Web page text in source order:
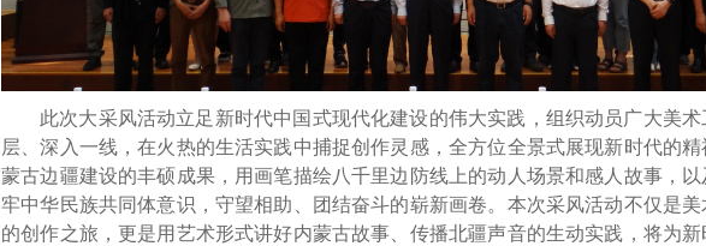
此次大采风活动立足新时代中国式现代化建设的伟大实践，组织动员广大美
层、深入一线，在火热的生活实践中捕捉创作灵感，全方位全景式展现新时代的
蒙古边疆建设的丰硕成果，用画笔描绘八千里边防线上的动人场景和感人故事，
牢中华民族共同体意识，守望相助、团结奋斗的崭新画卷。本次采风活动不仅是
的创作之旅，更是用艺术形式讲好内蒙古故事、传播北疆声音的生动实践，将为